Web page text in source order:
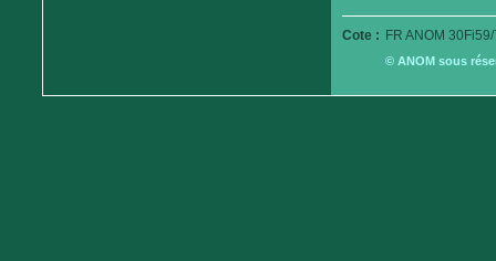
Cote : FR ANOM
© ANOM sous